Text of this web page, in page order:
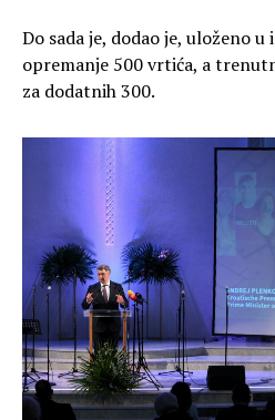
Do sada je, dodao je, uloženo
opremanje 500 vrtića, a
za dodatnih 300.